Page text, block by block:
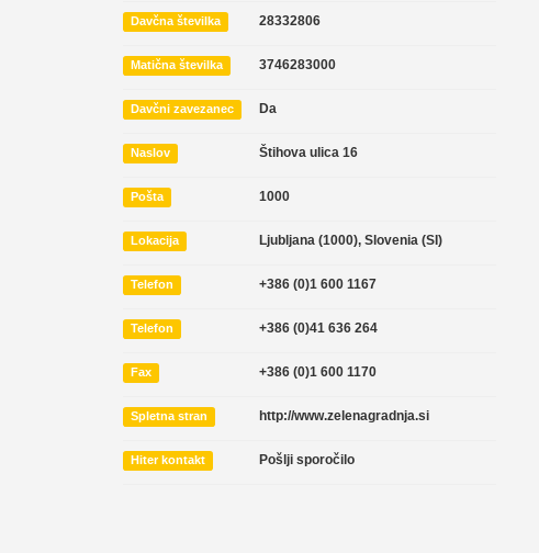
Davčna številka 28332806
Matična številka 3746283000
Davčni zavezanec Da
Naslov Štihova ulica 16
Pošta 1000
Lokacija Ljubljana (1000), Slovenia (SI)
Telefon +386 (0)1 600 1167
Telefon +386 (0)41 636 264
Fax +386 (0)1 600 1170
Spletna stran http://www.zelenagradnja.si
Hiter kontakt Pošlji sporočilo